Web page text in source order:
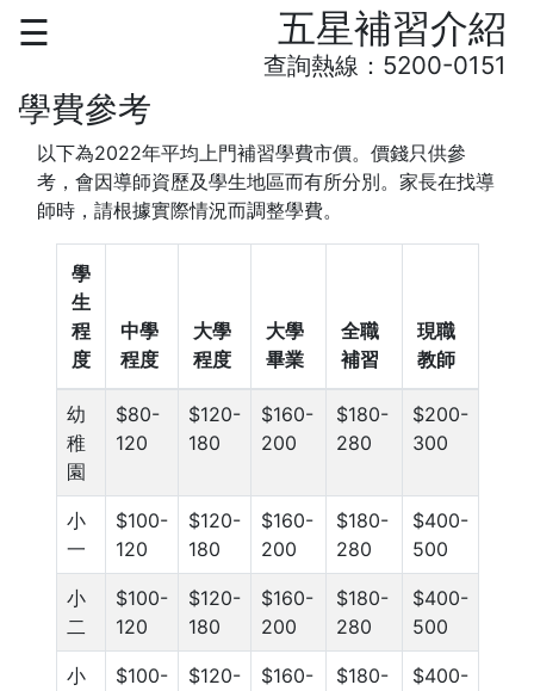
☰ 五星補習介紹
查詢熱線：5200-0151
補習個案
精選導師
服務介紹▼
新導師登記
免費找導師
導師登入
學費參考
以下為2022年平均上門補習學費市價。價錢只供參
考，會因導師資歷及學生地區而有所分別。家長在找導
師時，請根據實際情況而調整學費。
學
生
程
度
中學
程度
大學
程度
大學
畢業
全職
補習
現職
教師
幼
稚
園
$80-
120
$120-
180
$160-
200
$180-
280
$200-
300
小
一
$100-
120
$120-
180
$160-
200
$180-
280
$400-
500
小
二
$100-
120
$120-
180
$160-
200
$180-
280
$400-
500
小
$100-
$120-
$160-
$180-
$400-